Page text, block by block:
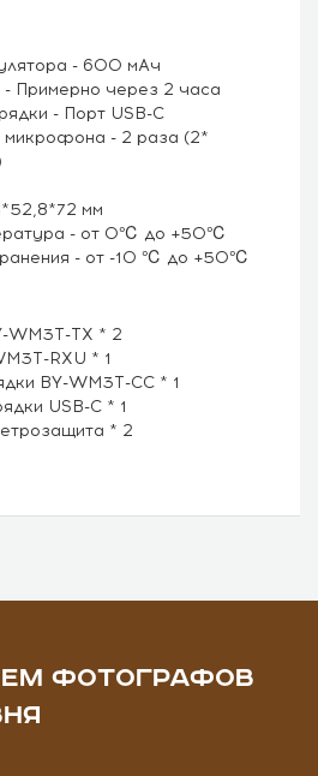
- 600 мАч
- Примерно через 2 часа
- Порт USB-C
микрофона - 2 раза (2*
мм
- от 0℃ до +50℃
- от -10 ℃ до +50℃
WM3T-TX * 2
RXU * 1
BY-WM3T-CC * 1
USB-C * 1
* 2
ФОТОГРАФОВ